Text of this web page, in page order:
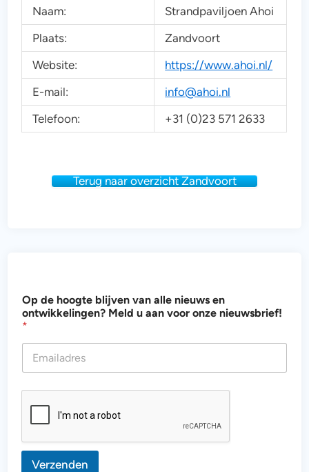
Naam:
Strandpaviljoen Ahoi
Plaats:
Zandvoort
Website:
https://www.ahoi.nl/
E-mail:
info@ahoi.nl
Telefoon:
+31 (0)23 571 2633
Terug naar overzicht Zandvoort
n
a
l
l
e
Op de hoogte blijven van alle nieuws en
ontwikkelingen? Meld u aan voor onze nieuwsbrief!
*
Verzenden